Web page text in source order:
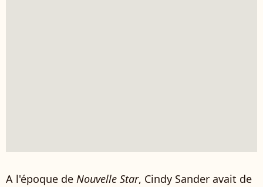
A l'époque de Nouvelle Star, Cindy Sander avait de